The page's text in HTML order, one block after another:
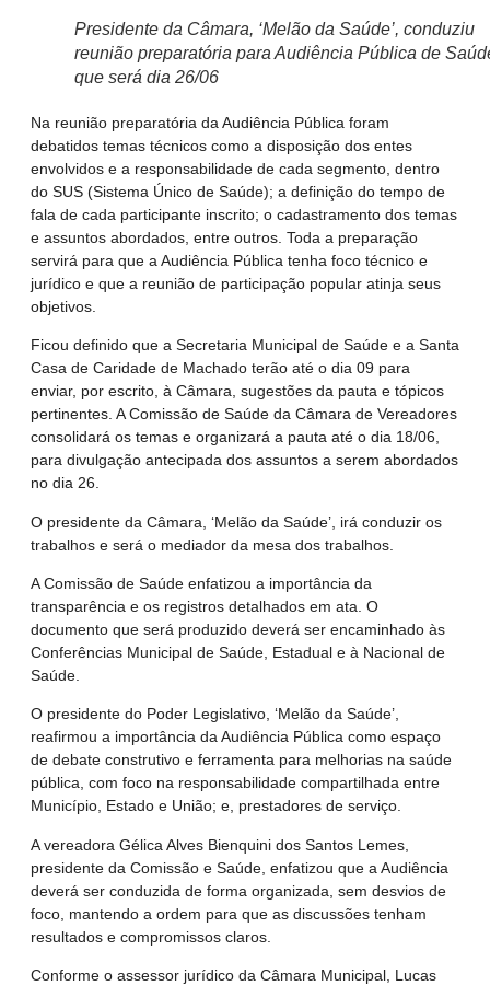
Presidente da Câmara, ‘Melão da Saúde’, conduziu
reunião preparatória para Audiência Pública de
que será dia 26/06
Na reunião preparatória da Audiência Pública foram
debatidos temas técnicos como a disposição dos entes
envolvidos e a responsabilidade de cada segmento, dentro
do SUS (Sistema Único de Saúde); a definição do tempo de
fala de cada participante inscrito; o cadastramento dos temas
e assuntos abordados, entre outros. Toda a preparação
servirá para que a Audiência Pública tenha foco técnico e
jurídico e que a reunião de participação popular atinja seus
objetivos.
Ficou definido que a Secretaria Municipal de Saúde e a Santa
Casa de Caridade de Machado terão até o dia 09 para
enviar, por escrito, à Câmara, sugestões da pauta e tópicos
pertinentes. A Comissão de Saúde da Câmara de Vereadores
consolidará os temas e organizará a pauta até o dia 18/06,
para divulgação antecipada dos assuntos a serem abordados
no dia 26.
O presidente da Câmara, ‘Melão da Saúde’, irá conduzir os
trabalhos e será o mediador da mesa dos trabalhos.
A Comissão de Saúde enfatizou a importância da
transparência e os registros detalhados em ata. O
documento que será produzido deverá ser encaminhado às
Conferências Municipal de Saúde, Estadual e à Nacional de
Saúde.
O presidente do Poder Legislativo, ‘Melão da Saúde’,
reafirmou a importância da Audiência Pública como espaço
de debate construtivo e ferramenta para melhorias na saúde
pública, com foco na responsabilidade compartilhada entre
Município, Estado e União; e, prestadores de serviço.
A vereadora Gélica Alves Bienquini dos Santos Lemes,
presidente da Comissão e Saúde, enfatizou que a Audiência
deverá ser conduzida de forma organizada, sem desvios de
foco, mantendo a ordem para que as discussões tenham
resultados e compromissos claros.
Conforme o assessor jurídico da Câmara Municipal, Lucas